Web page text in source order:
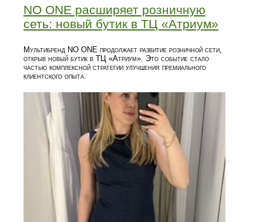
NO ONE расширяет розничную
сеть: новый бутик в ТЦ «Атриум»
Мультибренд NO ONE продолжает развитие розничной сети,
открыв новый бутик в ТЦ «Атриум». Это событие стало
частью комплексной стратегии улучшения премиального
клиентского опыта.